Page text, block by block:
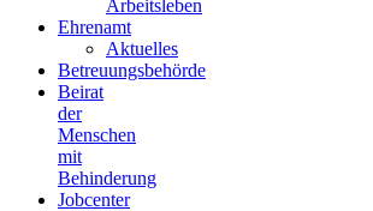
Arbeitsleben
Ehrenamt
Aktuelles
Betreuungsbehörde
Beirat
der
Menschen
mit
Behinderung
Jobcenter